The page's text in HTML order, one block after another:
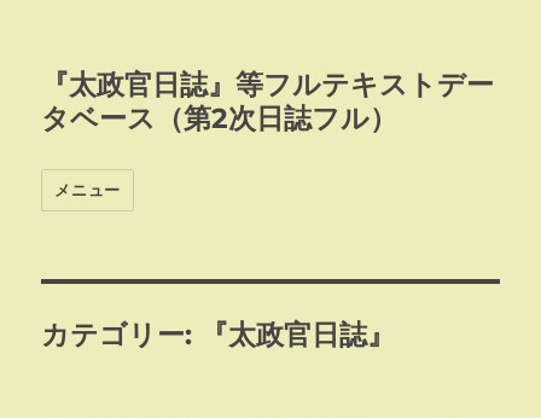
『太政官日誌』等フルテキストデー
タベース（第2次日誌フル）
メニュー
カテゴリー: 『太政官日誌』